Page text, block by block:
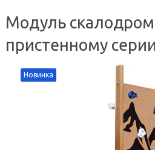
Модуль
пристенному
Новинка